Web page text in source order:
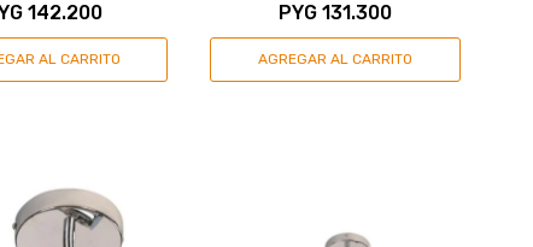
142.200 PYG 131.300